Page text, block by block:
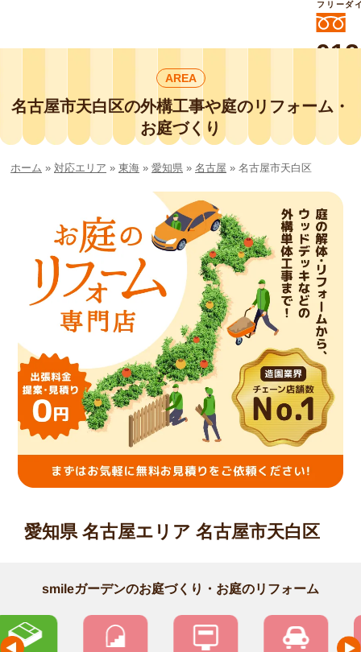
外構工事や庭リフォームは庭づくり業界
No.1チェーン店の
smileガーデンプチ庭づくり事業部にお
任せください！
フリーダ
AREA
名古屋市天白区の外構工事や庭のリフォーム・
お庭づくり
ホーム » 対応エリア » 東海 » 愛知県 » 名古屋 » 名古屋市天白区
愛知県 名古屋エリア 名古屋市天白区
smileガーデンのお庭づくり・お庭のリフォーム